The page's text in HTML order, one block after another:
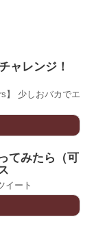
ャレンジ！
】 少しおバカでエ
てみたら（可
イート